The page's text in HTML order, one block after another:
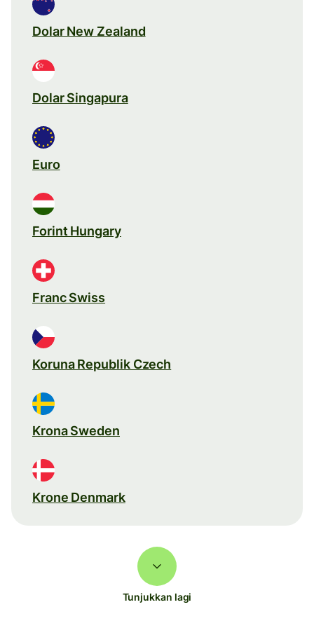
Dolar New Zealand
Dolar Singapura
Euro
Forint Hungary
Franc Swiss
Koruna Republik Czech
Krona Sweden
Krone Denmark
Tunjukkan lagi